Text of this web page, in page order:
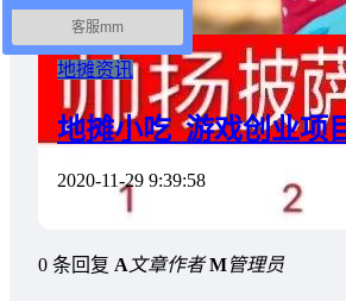
地摊资讯
地摊小吃_游戏创业项
2020-11-29 9:39:58
0 条回复 A文章作者 M管理员
客服mm